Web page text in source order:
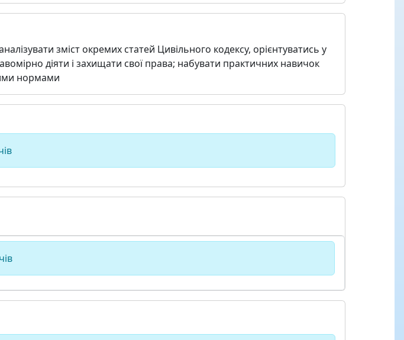
зміст окремих статей Цивільного кодексу, орієнтуватись у
діяти і захищати свої права; набувати практичних навичок
нормами